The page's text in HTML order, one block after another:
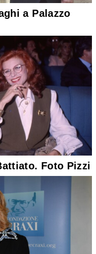
a Palazzo
Foto Pizzi